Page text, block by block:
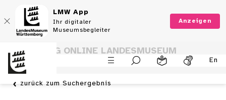
LMW App
Ihr digitaler
Museumsbegleiter
Anzeigen
En
SAMMLUNG ONLINE LANDESMUSEUM
WÜRTTEMBERG
zurück zum Suchergebnis